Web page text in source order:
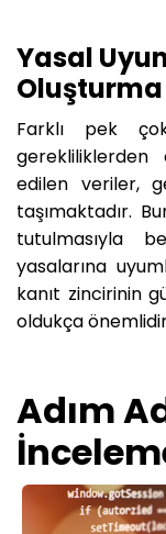
Yasal
Oluşturma
Farklı pek
gerekliliklerden
edilen veriler,
taşımaktadır.
tutulmasıyla
yasalarına
kanıt zincirinin
oldukça
Adım